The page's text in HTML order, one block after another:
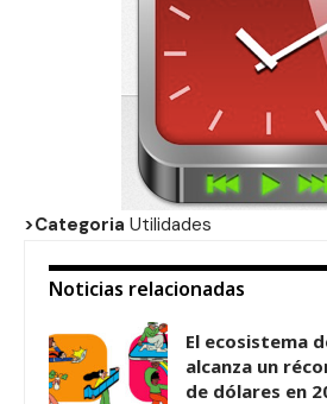
>Categoria Utilidades
Noticias relacionadas
El ecosistema
alcanza un
de dólares en